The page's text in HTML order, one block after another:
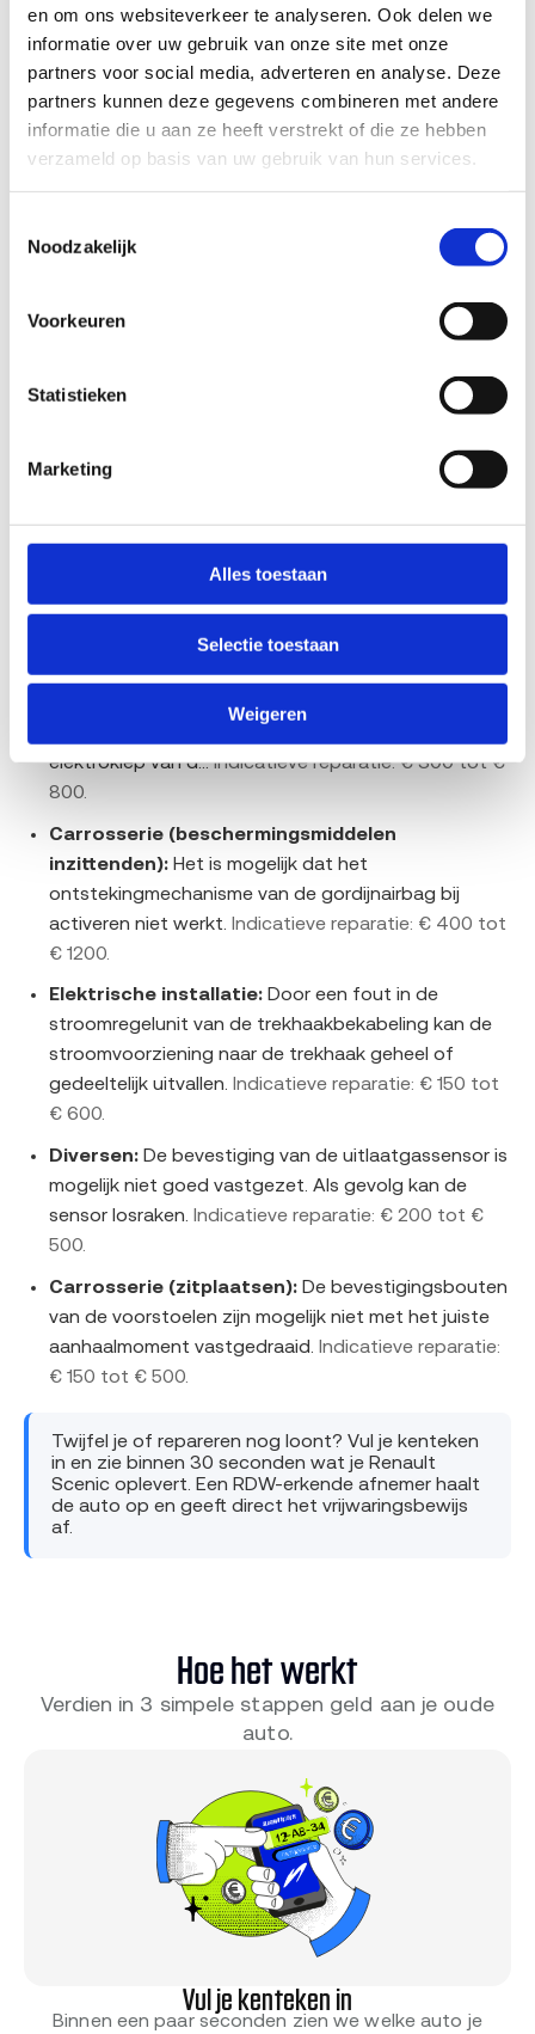
en om ons websiteverkeer te analyseren. Ook delen we
informatie over uw gebruik van onze site met onze
partners voor social media, adverteren en analyse. Deze
partners kunnen deze gegevens combineren met andere
informatie die u aan ze heeft verstrekt of die ze hebben
verzameld op basis van uw gebruik van hun services.
Noodzakelijk
Voorkeuren
Statistieken
Marketing
Alles toestaan
Selectie toestaan
Weigeren
Renault Trafic
Renault Twingo
Renault Captur
Renault Clio
Renault Espace
Renault Kangoo
Bekende mankementen bij de Renault Scenic volgens
De RDW registreert terugroepacties per model. Voor de
voren. Een terugroepactie betekent niet dat jouw auto
stuk is: controleer met je kenteken bij de RDW of er een
reparatiebedragen zijn indicatief voor de Nederlandse
Motor inclusief brandstof-, smeer- en
motorkoelventilatorprintplaat kunnen defect raken.
Hierdoor werkt de koelventilator niet.
reparatie: € 800 tot € 3000.
Risico op breuk van de aandrijfrotor
van de vacuümpomp hetgeen leidt tot abrupt
stoppen van de pomp, met als gevolg het wegvallen
elektroklep van d...Indicatieve reparatie: € 300 tot €
800.
Carrosserie (beschermingsmiddelen
inzittenden):Het is mogelijk dat het
ontstekingmechanisme van de gordijnairbag bij
activeren niet werkt. Indicatieve reparatie: € 400 tot
€ 1200.
Elektrische installatie:Door een fout in de
stroomregelunit van de trekhaakbekabeling kan de
stroomvoorziening naar de trekhaak geheel of
gedeeltelijk uitvallen. Indicatieve reparatie: € 150 tot
€ 600.
Diversen:De bevestiging van de uitlaatgassensor is
mogelijk niet goed vastgezet. Als gevolg kan de
sensor losraken. Indicatieve reparatie: € 200 tot €
500.
Carrosserie (zitplaatsen):De bevestigingsbouten
van de voorstoelen zijn mogelijk niet met het juiste
aanhaalmoment vastgedraaid. Indicatieve reparatie:
€ 150 tot € 500.
Twijfel je of repareren nog loont? Vul je kenteken
in en zie binnen 30 seconden wat je Renault
Scenic oplevert. Een RDW-erkende afnemer haalt
de auto op en geeft direct het vrijwaringsbewijs
af.
Hoe het werkt
Verdien in 3 simpele stappen geld aan je oude
auto.
Vul je kenteken in
Binnen een paar seconden zien we welke auto je